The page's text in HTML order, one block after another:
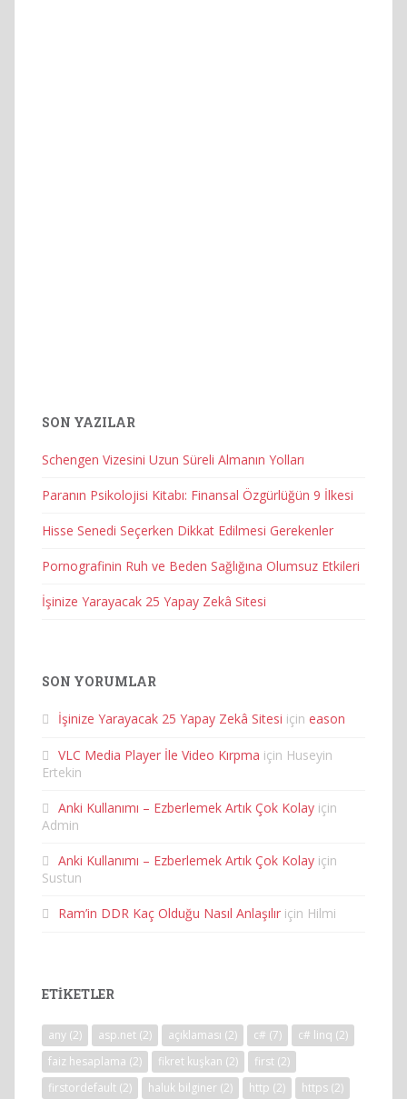
SON YAZILAR
Schengen Vizesini Uzun Süreli Almanın Yolları
Paranın Psikolojisi Kitabı: Finansal Özgürlüğün 9 İlkesi
Hisse Senedi Seçerken Dikkat Edilmesi Gerekenler
Pornografinin Ruh ve Beden Sağlığına Olumsuz Etkileri
İşinize Yarayacak 25 Yapay Zekâ Sitesi
SON YORUMLAR
İşinize Yarayacak 25 Yapay Zekâ Sitesi için eason
VLC Media Player İle Video Kırpma için Huseyin
Ertekin
Anki Kullanımı – Ezberlemek Artık Çok Kolay için
Admin
Anki Kullanımı – Ezberlemek Artık Çok Kolay için
Sustun
Ram’in DDR Kaç Olduğu Nasıl Anlaşılır için Hilmi
ETIKETLER
any (2) asp.net (2) açıklaması (2) c# (7) c# linq (2)
faiz hesaplama (2) fikret kuşkan (2) first (2)
firstordefault (2) haluk bilginer (2) http (2) https (2)